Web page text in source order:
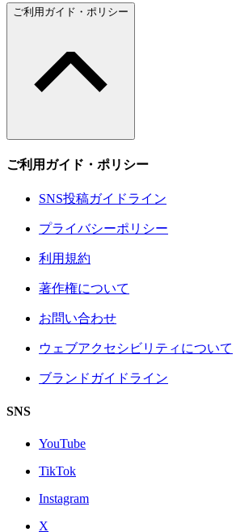
ご利用ガイド・ポリシー
ご利用ガイド・ポリシー
SNS投稿ガイドライン
プライバシーポリシー
利用規約
著作権について
お問い合わせ
ウェブアクセシビリティについて
ブランドガイドライン
SNS
YouTube
TikTok
Instagram
X